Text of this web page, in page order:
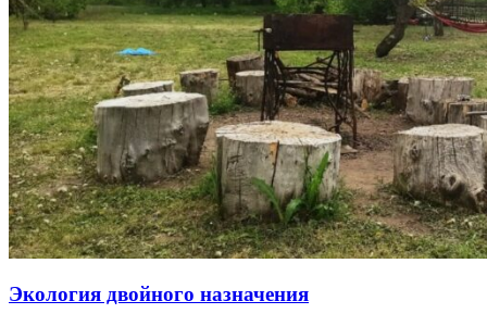
Экология двойного назначения